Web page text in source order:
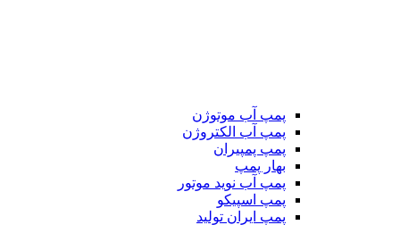
پمپ آب موتوژن
پمپ آب الکتروژن
پمپ پمپیران
بهار پمپ
پمپ آب نوید موتور
پمپ اسپیکو
پمپ ایران تولید